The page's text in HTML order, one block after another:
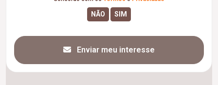
Enviar meu interesse